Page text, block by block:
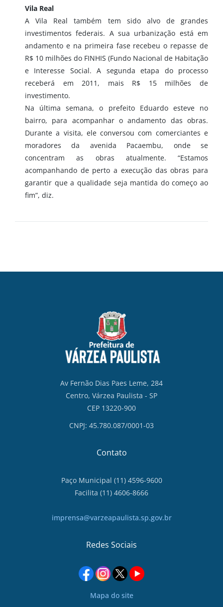
Vila Real
A Vila Real também tem sido alvo de grandes
investimentos federais. A sua urbanização está em
andamento e na primeira fase recebeu o repasse de
R$ 10 milhões do FINHIS (Fundo Nacional de Habitação
e Interesse Social. A segunda etapa do processo
receberá em 2011, mais R$ 15 milhões de
investimento.
Na última semana, o prefeito Eduardo esteve no
bairro, para acompanhar o andamento das obras.
Durante a visita, ele conversou com comerciantes e
moradores da avenida Pacaembu, onde se
concentram as obras atualmente. “Estamos
acompanhando de perto a execução das obras para
garantir que a qualidade seja mantida do começo ao
fim”, diz.
Av Fernão Dias Paes Leme, 284
Centro, Várzea Paulista - SP
CEP 13220-900
CNPJ: 45.780.087/0001-03
Contato
Paço Municipal (11) 4596-9600
Facilita (11) 4606-8666
imprensa@varzeapaulista.sp.gov.br
Redes Sociais
Mapa do site